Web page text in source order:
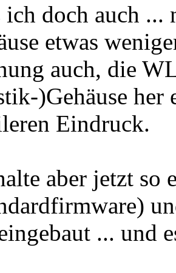
ich doch auch ...
etwas
auch, die
)Gehäuse her
Eindruck.
aber jetzt so
... und